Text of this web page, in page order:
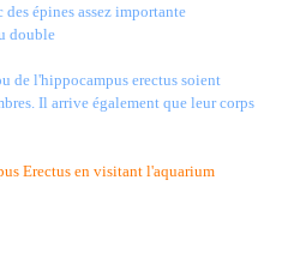
épines assez importante
double
de l'hippocampus erectus soient
Il arrive également que leur corps
Erectus en visitant l'aquarium